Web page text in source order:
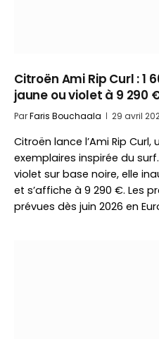
Citroën Ami Rip Curl : 1
jaune ou violet à 9 290
ParFaris Bouchaala 29 avril
Citroën lance l’Ami Rip
exemplaires inspirée du
violet sur base noire, elle
et s’affiche à 9 290 €. Les
prévues dès juin 2026 en